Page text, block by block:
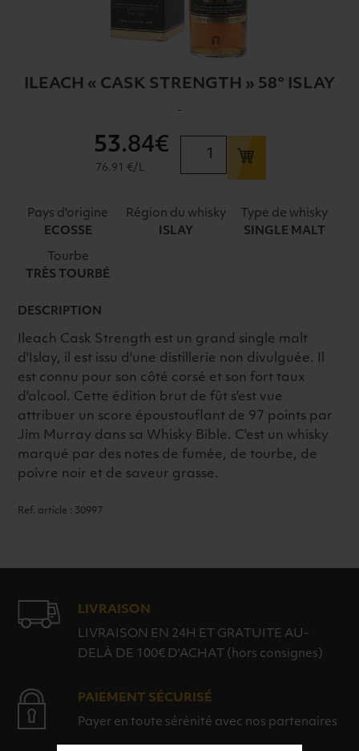
ILEACH « CASK STRENGTH » 58° ISLAY
-
ILEACH
STRENGTH"
53.84€
76.91 €/L
Pays d'origine
ECOSSE
Région du whisky
ISLAY
Type de whisky
SINGLE MALT
Tourbe
TRÈS TOURBÉ
DESCRIPTION
Ileach Cask Strength est un grand single malt
d'Islay, il est issu d'une distillerie non divulguée. Il
est connu pour son côté corsé et son fort taux
d'alcool. Cette édition brut de fût s'est vue
attribuer un score époustouflant de 97 points par
Jim Murray dans sa Whisky Bible. C'est un whisky
marqué par des notes de fumée, de tourbe, de
poivre noir et de saveur grasse.
Ref. article : 30997
LIVRAISON
LIVRAISON EN 24H ET GRATUITE AU-
DELÀ DE 100€ D'ACHAT (hors consignes)
PAIEMENT SÉCURISÉ
Payer en toute sérénité avec nos partenaires